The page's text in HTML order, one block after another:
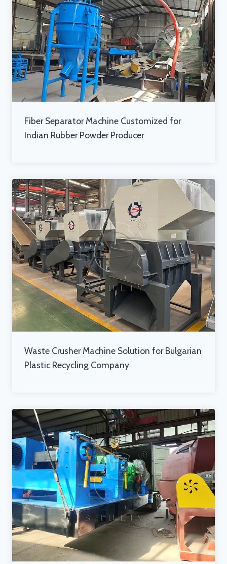
Fiber Separator Machine Customized for
Indian Rubber Powder Producer
Waste Crusher Machine Solution for Bulgarian
Plastic Recycling Company